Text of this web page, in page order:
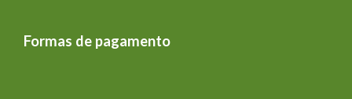
Formas de pagamento